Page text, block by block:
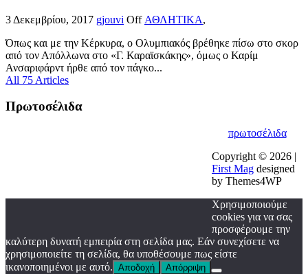
3 Δεκεμβρίου, 2017 gjouvi Off ΑΘΛΗΤΙΚΑ,
Όπως και με την Κέρκυρα, ο Ολυμπιακός βρέθηκε πίσω στο σκορ
από τον Απόλλωνα στο «Γ. Καραϊσκάκης», όμως ο Καρίμ
Ανσαριφάρντ ήρθε από τον πάγκο...
All 75 Articles
Πρωτοσέλιδα
πρωτοσέλιδα
Copyright © 2026 |
First Mag designed
by Themes4WP
Χρησιμοποιούμε
cookies για να σας
προσφέρουμε την
καλύτερη δυνατή εμπειρία στη σελίδα μας. Εάν συνεχίσετε να
χρησιμοποιείτε τη σελίδα, θα υποθέσουμε πως είστε
ικανοποιημένοι με αυτό. Αποδοχή Απόρριψη